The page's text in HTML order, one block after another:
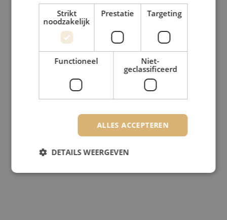
Strikt
noodzakelijk
Prestatie Targeting
Functioneel
Niet-
geclassificeerd
ALLES ACCEPTEREN
DETAILS WEERGEVEN